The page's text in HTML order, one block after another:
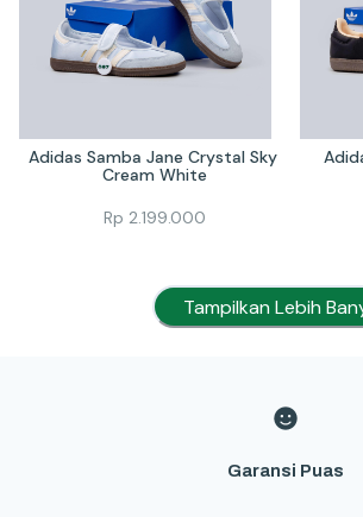
Adidas Samba Jane Crystal Sky
Cream White
Rp 2.199.000
Tampilkan Lebih
Garansi Puas